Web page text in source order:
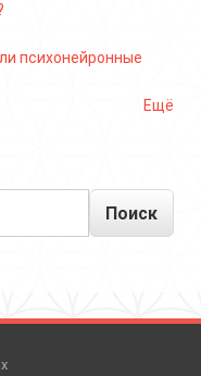
психонейронные
Ещё